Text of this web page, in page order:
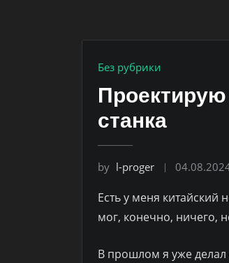
Без рубрики
станка
by l-proger
Есть у меня китайский
мог, конечно, ничего,
В прошлом я уже делал